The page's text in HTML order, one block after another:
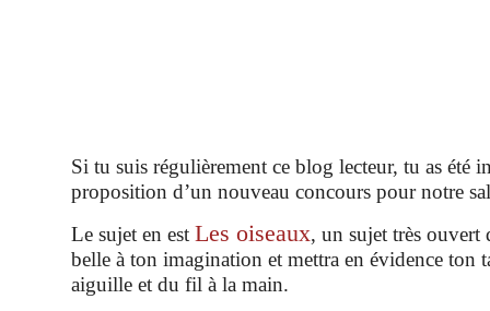
Si tu suis régulièrement ce blog lecteur, tu as été
proposition d’un nouveau concours pour notre
Le sujet en est Les oiseaux, un sujet très ouvert
belle à ton imagination et mettra en évidence ton
aiguille et du fil à la main.